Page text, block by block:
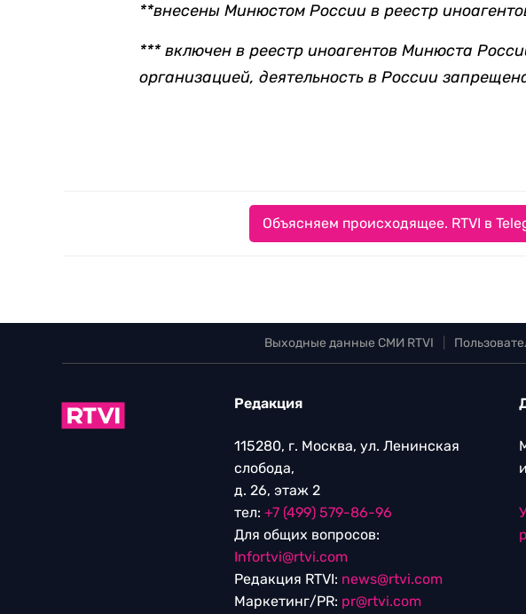
**внесены Минюстом России в реестр
*** включен в реестр иноагентов Минюста
организацией, деятельность в России
Объясняем происходящее. RTVI в
Выходные данные СМИ RTVI
Редакция
115280, г. Москва, ул. Ленинская
слобода,
д. 26, этаж 2
тел: +7 (499) 579-86-96
Для общих вопросов:
Infortvi@rtvi.com
Редакция RTVI: news@rtvi.com
Маркетинг/PR: pr@rtvi.com
и